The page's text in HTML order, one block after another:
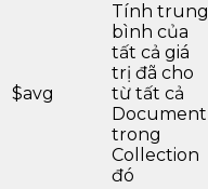
$avg
Tính trung
bình của
tất cả giá
trị đã cho
từ tất cả
Document
trong
Collection
đó